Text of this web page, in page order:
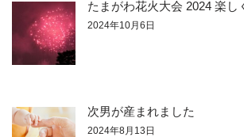
たまがわ花火大会 2024 楽し
2024年10月6日
次男が産まれました
2024年8月13日